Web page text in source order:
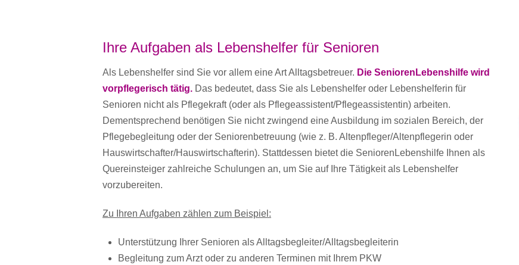
Ihre Aufgaben als Lebenshelfer für Senioren
Als Lebenshelfer sind Sie vor allem eine Art Alltagsbetreuer. Die SeniorenLebenshilfe wird
vorpflegerisch tätig. Das bedeutet, dass Sie als Lebenshelfer oder Lebenshelferin für
Senioren nicht als Pflegekraft (oder als Pflegeassistent/Pflegeassistentin) arbeiten.
Dementsprechend benötigen Sie nicht zwingend eine Ausbildung im sozialen Bereich, der
Pflegebegleitung oder der Seniorenbetreuung (wie z. B. Altenpfleger/Altenpflegerin oder
Hauswirtschafter/Hauswirtschafterin). Stattdessen bietet die SeniorenLebenshilfe Ihnen als
Quereinsteiger zahlreiche Schulungen an, um Sie auf Ihre Tätigkeit als Lebenshelfer
vorzubereiten.
Zu Ihren Aufgaben zählen zum Beispiel:
Unterstützung Ihrer Senioren als Alltagsbegleiter/Alltagsbegleiterin
Begleitung zum Arzt oder zu anderen Terminen mit Ihrem PKW